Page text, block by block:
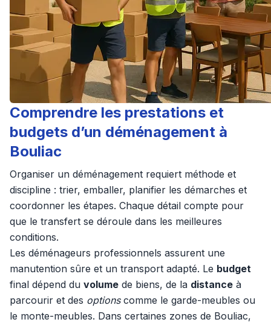
Comprendre les prestations et
budgets d’un déménagement à
Bouliac
Organiser un déménagement requiert méthode et
discipline : trier, emballer, planifier les démarches et
coordonner les étapes. Chaque détail compte pour
que le transfert se déroule dans les meilleures
conditions.
Les déménageurs professionnels assurent une
manutention sûre et un transport adapté. Le budget
final dépend du volume de biens, de la distance à
parcourir et des optionscomme le garde-meubles ou
le monte-meubles. Dans certaines zones de Bouliac,